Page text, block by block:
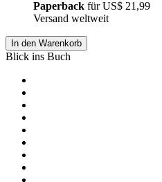
Paperback fürUS$ 21,99
Versand weltweit
In den Warenkorb
Blick ins Buch